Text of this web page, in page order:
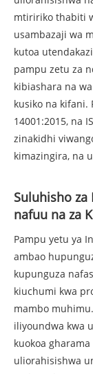
mtiririko thabiti
usambazaji wa
kutoa
pampu zetu za
kibiashara na
kusiko na kifani.
14001:2015, na
zinakidhi
kimazingira, na
Suluhisho za
nafuu na za
Pampu yetu ya
ambao
kupunguza
kiuchumi kwa
mambo
iliyoundwa kwa
kuokoa
uliorahisishwa